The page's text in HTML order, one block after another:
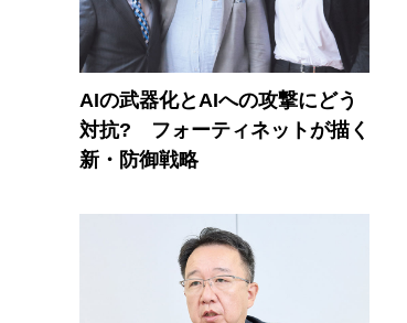
AIの武器化とAIへの攻撃にどう
対抗? フォーティネットが描く
新・防御戦略